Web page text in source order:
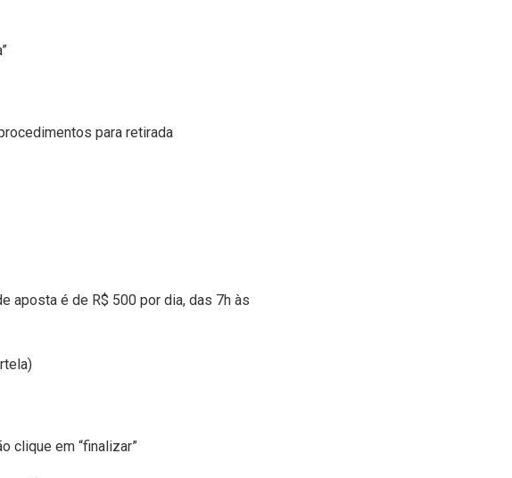
para retirada
aposta é de R$ 500 por dia, das 7h às
clique em “finalizar”